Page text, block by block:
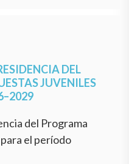
DEL
JUVENILES
del Programa
el período